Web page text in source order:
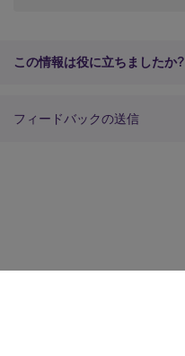
この情報は役に立ちましたか?
フィードバックの送信